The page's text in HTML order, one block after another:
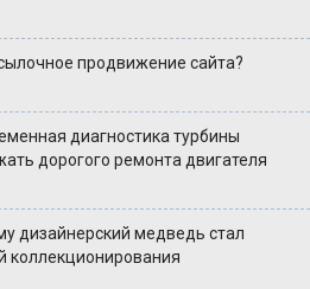
продвижение сайта?
диагностика турбины
дорогого ремонта двигателя
дизайнерский медведь стал
коллекционирования